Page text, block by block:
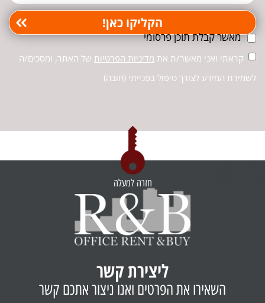
מאשר קבלת תוכן פרסומי
קראתי ואני מאשר/ת את מדיניות הפרטיות של האתר, ומסכים/ה
לשמירת המידע לצורך טיפול בפנייתי (חובה)
חזרה למעלה
ליצירת קשר
השאירו את הפרטים ואנו ניצור אתכם קשר